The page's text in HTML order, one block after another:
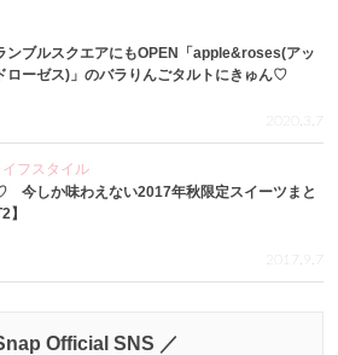
ンブルスクエアにもOPEN「apple&roses(アッ
ローゼス)」のバラりんごタルトにきゅん♡
2020.3.7
イフスタイル
今しか味わえない2017年秋限定スイーツまと
】
2017.9.7
Official SNS ／